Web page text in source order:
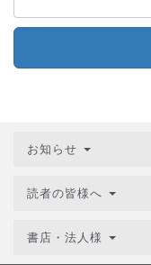
お知らせ
読者の皆様へ
書店・法人様